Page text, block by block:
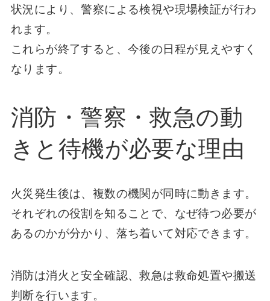
状況により、警察による検視や現場検証が行わ
れます。
これらが終了すると、今後の日程が見えやすく
なります。
消防・警察・救急の動
きと待機が必要な理由
火災発生後は、複数の機関が同時に動きます。
それぞれの役割を知ることで、なぜ待つ必要が
あるのかが分かり、落ち着いて対応できます。
消防は消火と安全確認、救急は救命処置や搬送
判断を行います。